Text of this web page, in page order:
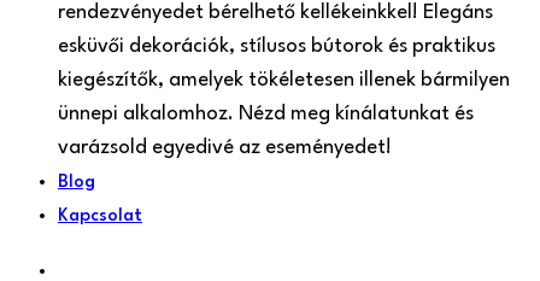
rendezvényedet bérelhető kellékeinkkel! Elegáns
esküvői dekorációk, stílusos bútorok és praktikus
kiegészítők, amelyek tökéletesen illenek bármilyen
ünnepi alkalomhoz. Nézd meg kínálatunkat és
varázsold egyedivé az eseményedet!
Blog
Kapcsolat